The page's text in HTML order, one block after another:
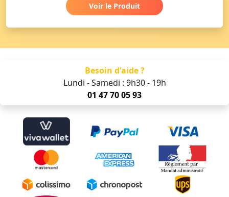
Voir le Produit
Besoin d'aide ?
Lundi - Samedi : 9h30 - 19h
01 47 70 05 93